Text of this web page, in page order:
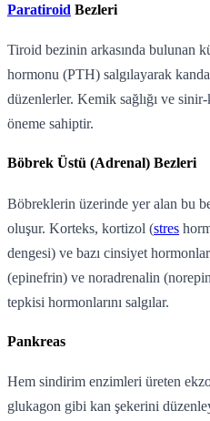
Paratiroid Bezleri
Tiroid bezinin arkasında bulunan
hormonu (PTH) salgılayarak
düzenlerler. Kemik sağlığı ve
öneme sahiptir.
Böbrek Üstü (Adrenal) Bezleri
Böbreklerin üzerinde yer alan bu
oluşur. Korteks, kortizol (stres
dengesi) ve bazı cinsiyet
(epinefrin) ve noradrenalin
tepkisi hormonlarını salgılar.
Pankreas
Hem sindirim enzimleri üreten
glukagon gibi kan şekerini